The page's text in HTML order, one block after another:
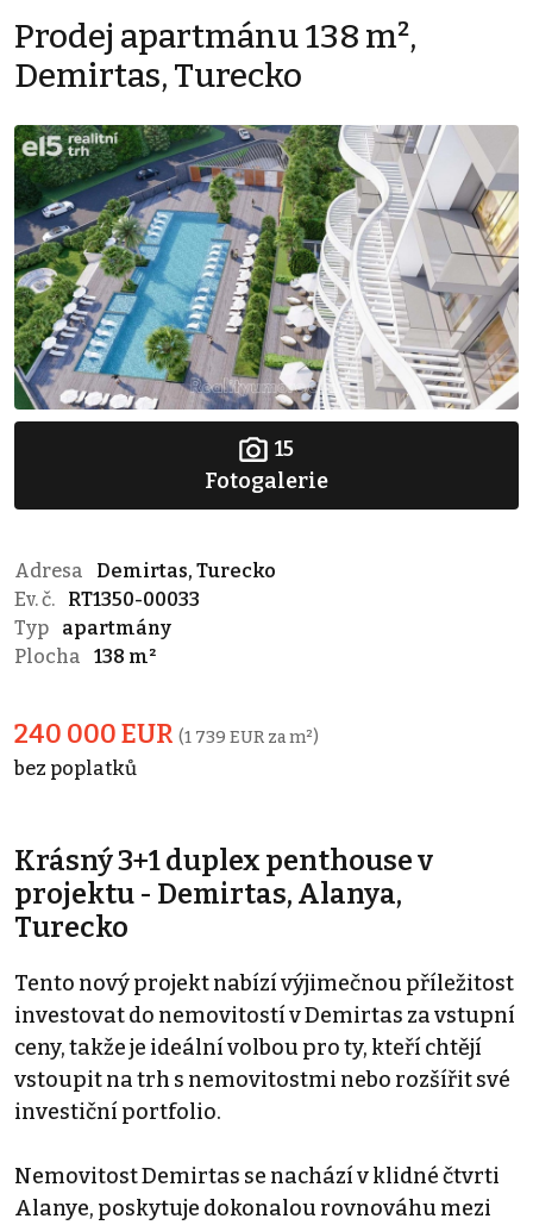
Prodej apartmánu 138 m²,
Demirtas, Turecko
15
Fotogalerie
Adresa
Demirtas, Turecko
Ev. č.
RT1350-00033
Typ
apartmány
Plocha
138 m²
240 000 EUR (1 739 EUR za m²)
bez poplatků
Krásný 3+1 duplex penthouse v
projektu - Demirtas, Alanya,
Turecko
Tento nový projekt nabízí výjimečnou příležitost
investovat do nemovitostí v Demirtas za vstupní
ceny, takže je ideální volbou pro ty, kteří chtějí
vstoupit na trh s nemovitostmi nebo rozšířit své
investiční portfolio.
Nemovitost Demirtas se nachází v klidné čtvrti
Alanye, poskytuje dokonalou rovnováhu mezi